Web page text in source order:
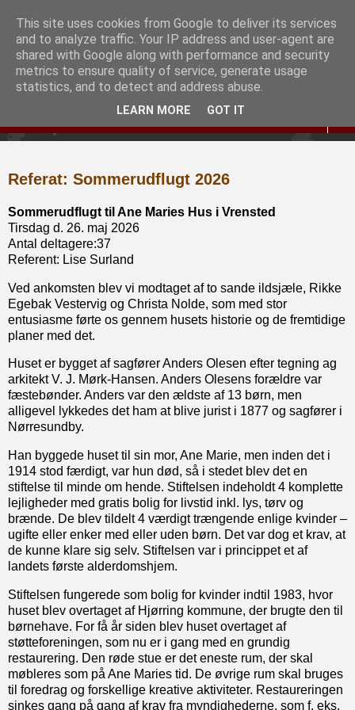
Slægtshistorisk Forening
for Hjørring og Omegn
Referat: Sommerudflugt 2026
Sommerudflugt til Ane Maries Hus i Vrensted
Tirsdag d. 26. maj 2026
Antal deltagere:37
Referent: Lise Surland
Ved ankomsten blev vi modtaget af to sande ildsjæle, Rikke
Egebak Vestervig og Christa Nolde, som med stor
entusiasme førte os gennem husets historie og de fremtidige
planer med det.
Huset er bygget af sagfører Anders Olesen efter tegning ag
arkitekt V. J. Mørk-Hansen. Anders Olesens forældre var
fæstebønder. Anders var den ældste af 13 børn, men
alligevel lykkedes det ham at blive jurist i 1877 og sagfører i
Nørresundby.
Han byggede huset til sin mor, Ane Marie, men inden det i
1914 stod færdigt, var hun død, så i stedet blev det en
stiftelse til minde om hende. Stiftelsen indeholdt 4 komplette
lejligheder med gratis bolig for livstid inkl. lys, tørv og
brænde. De blev tildelt 4 værdigt trængende enlige kvinder –
ugifte eller enker med eller uden børn. Det var dog et krav, at
de kunne klare sig selv. Stiftelsen var i princippet et af
landets første alderdomshjem.
Stiftelsen fungerede som bolig for kvinder indtil 1983, hvor
huset blev overtaget af Hjørring kommune, der brugte den til
børnehave. For få år siden blev huset overtaget af
støtteforeningen, som nu er i gang med en grundig
restaurering. Den røde stue er det eneste rum, der skal
møbleres som på Ane Maries tid. De øvrige rum skal bruges
til foredrag og forskellige kreative aktiviteter. Restaureringen
sinkes gang på gang af krav fra myndighederne, som f. eks.
This site uses cookies from Google to deliver its services
and to analyze traffic. Your IP address and user-agent are
shared with Google along with performance and security
metrics to ensure quality of service, generate usage
statistics, and to detect and address abuse.
LEARN MORE GOT IT